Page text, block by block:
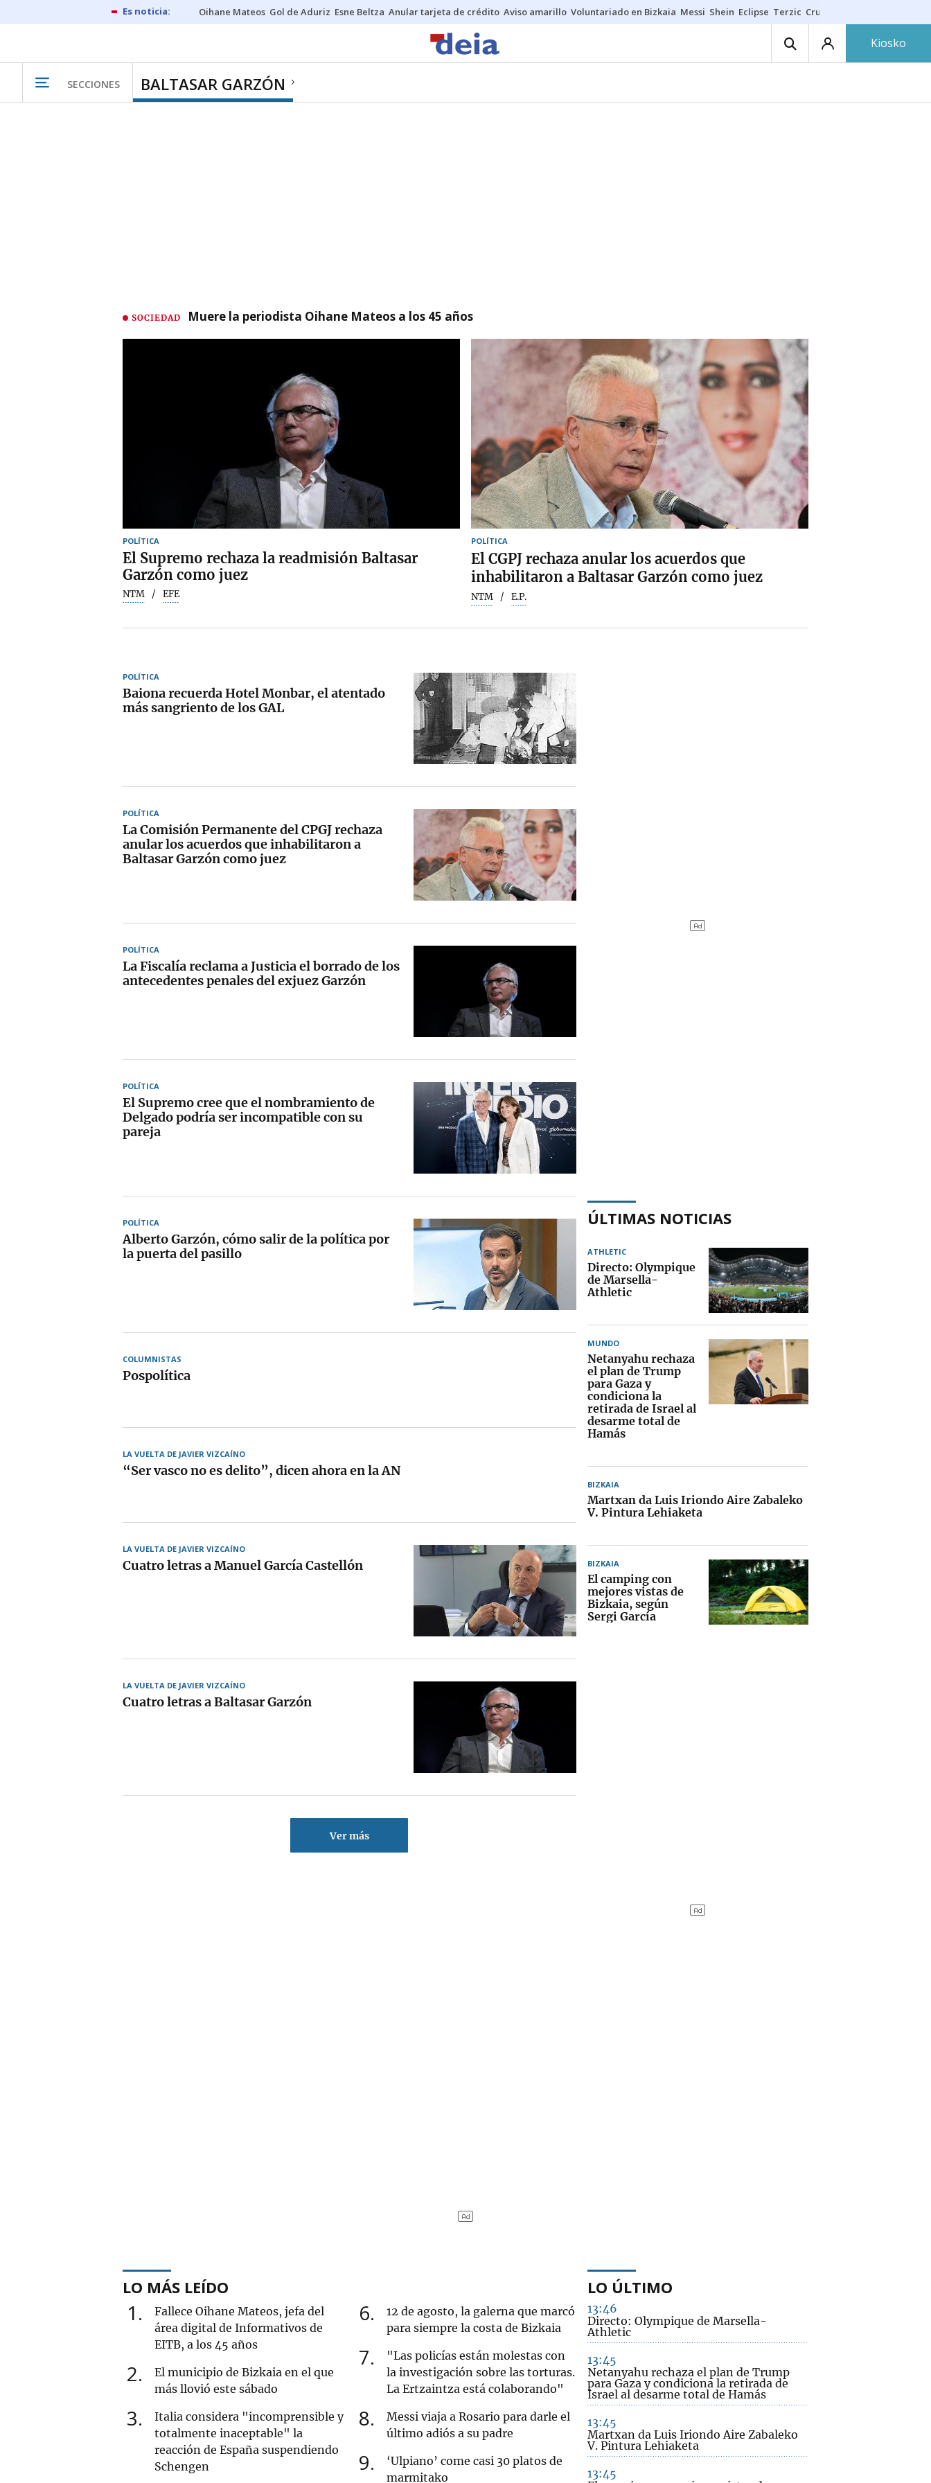
Oihane Mateos Gol de Aduriz Esne Beltza Anular tarjeta de crédito Aviso amarillo Voluntariado en Bizkaia Messi Shein Eclipse Terzic Cruz Gorbeia
Kiosko
SECCIONES BALTASAR GARZÓN
SOCIEDAD Muere la periodista Oihane Mateos a los 45 años
POLÍTICA
El Supremo rechaza la readmisión Baltasar
Garzón como juez
NTM EFE
POLÍTICA
El CGPJ rechaza anular los acuerdos que
inhabilitaron a Baltasar Garzón como juez
NTM E.P.
POLÍTICA
Baiona recuerda Hotel Monbar, el atentado
más sangriento de los GAL
POLÍTICA
La Comisión Permanente del CPGJ rechaza
anular los acuerdos que inhabilitaron a
Baltasar Garzón como juez
POLÍTICA
La Fiscalía reclama a Justicia el borrado de los
antecedentes penales del exjuez Garzón
POLÍTICA
El Supremo cree que el nombramiento de
Delgado podría ser incompatible con su
pareja
POLÍTICA
Alberto Garzón, cómo salir de la política por
la puerta del pasillo
COLUMNISTAS
Pospolítica
LA VUELTA DE JAVIER VIZCAÍNO
“Ser vasco no es delito”, dicen ahora en la AN
LA VUELTA DE JAVIER VIZCAÍNO
Cuatro letras a Manuel García Castellón
LA VUELTA DE JAVIER VIZCAÍNO
Cuatro letras a Baltasar Garzón
Ver más
ÚLTIMAS NOTICIAS
ATHLETIC
Directo: Olympique
de Marsella-
Athletic
MUNDO
Netanyahu rechaza
el plan de Trump
para Gaza y
condiciona la
retirada de Israel al
desarme total de
Hamás
BIZKAIA
Martxan da Luis Iriondo Aire Zabaleko
V. Pintura Lehiaketa
BIZKAIA
El camping con
mejores vistas de
Bizkaia, según
Sergi García
LO MÁS LEÍDO
1
Fallece Oihane Mateos, jefa del
área digital de Informativos de
EITB, a los 45 años
2
El municipio de Bizkaia en el que
más llovió este sábado
3
Italia considera "incomprensible y
totalmente inaceptable" la
reacción de España suspendiendo
Schengen
6
12 de agosto, la galerna que marcó
para siempre la costa de Bizkaia
7
"Las policías están molestas con
la investigación sobre las torturas.
La Ertzaintza está colaborando"
8
Messi viaja a Rosario para darle el
último adiós a su padre
9
‘Ulpiano’ come casi 30 platos de
marmitako
LO ÚLTIMO
13:46
Directo: Olympique de Marsella-
Athletic
13:45
Netanyahu rechaza el plan de Trump
para Gaza y condiciona la retirada de
Israel al desarme total de Hamás
13:45
Martxan da Luis Iriondo Aire Zabaleko
V. Pintura Lehiaketa
13:45